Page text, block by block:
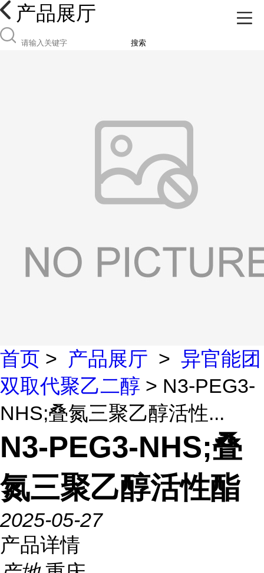
产品展厅
搜索
首页 > 产品展厅 > 异官能团
双取代聚乙二醇 > N3-PEG3-
NHS;叠氮三聚乙醇活性...
N3-PEG3-NHS;叠
氮三聚乙醇活性酯
2025-05-27
产品详情